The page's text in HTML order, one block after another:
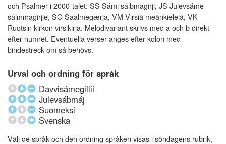
och Psalmer i 2000-talet: SS Sámi sálbmagirji, JS Julevsáme
sálmmagirjje, SG Saalmegærja, VM Virsiä meänkielelä, VK
Ruotsin kirkon virsikirja. Melodivariant skrivs med a och b direkt
efter numret. Eventuella verser anges efter kolon med
bindestreck om så behövs.
Urval och ordning för språk
Davvisámegillii
Julevsábmáj
Suomeksi
Svenska
Välj de språk och den ordning språken visas i söndagens rubrik,